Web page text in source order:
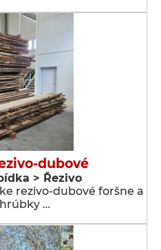
dubové
> Řezivo
rezivo-dubové foršne a
…